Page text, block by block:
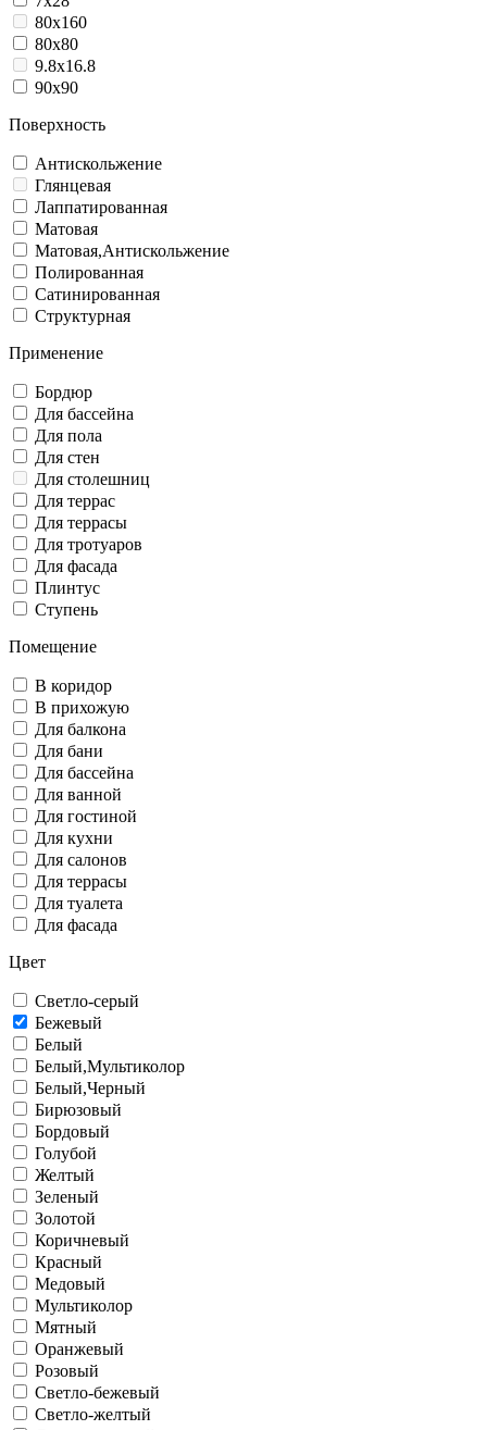
80x160
80x80
9.8x16.8
90x90
Поверхность
Антискольжение
Глянцевая
Лаппатированная
Матовая
Матовая,Антискольжение
Полированная
Сатинированная
Структурная
Применение
Бордюр
Для бассейна
Для пола
Для стен
Для столешниц
Для террас
Для террасы
Для тротуаров
Для фасада
Плинтус
Ступень
Помещение
В коридор
В прихожую
Для балкона
Для бани
Для бассейна
Для ванной
Для гостиной
Для кухни
Для салонов
Для террасы
Для туалета
Для фасада
Цвет
Cветло-серый
Бежевый
Белый
Белый,Мультиколор
Белый,Черный
Бирюзовый
Бордовый
Голубой
Желтый
Зеленый
Золотой
Коричневый
Красный
Медовый
Мультиколор
Мятный
Оранжевый
Розовый
Светло-бежевый
Светло-желтый